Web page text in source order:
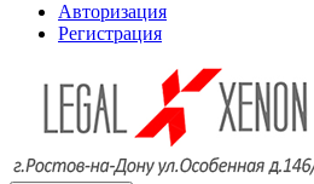
Авторизация
Регистрация